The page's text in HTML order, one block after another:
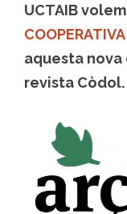
UCTAIB
COOPERATIVA
aquesta
revista Còdol.